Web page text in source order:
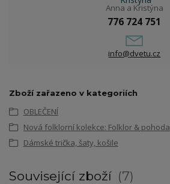
Anna a Kristýna
776 724 751
info@dvetu.cz
Zboží zařazeno v kategoriích
OBLEČENÍ
Nová folklorní kolekce: Folklor & pohoda
Dámské trička, šaty, košile
Související zboží 7